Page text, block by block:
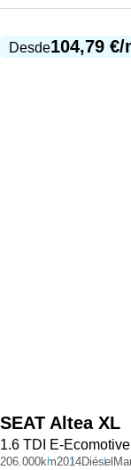
Desde104,79 €/
SEAT Altea XL
1.6 TDI E-
206.000km2014Diésel